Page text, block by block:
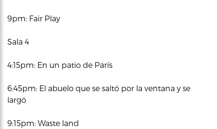
9pm: Fair Play
Sala 4
4:15pm: En un patio de París
6:45pm: El abuelo que se saltó por la ventana y se
largó
9:15pm: Waste land